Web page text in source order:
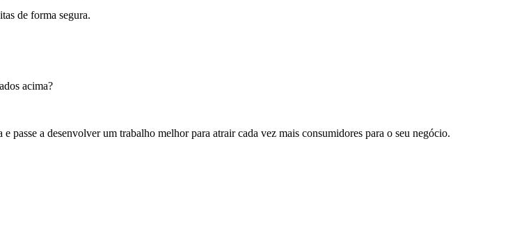
de forma segura.
acima?
passe a desenvolver um trabalho melhor para atrair cada vez mais consumidores para o seu negócio.